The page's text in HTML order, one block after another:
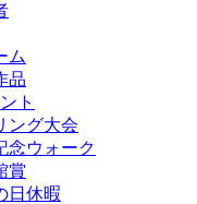
ム
品
ト
ング大会
念ウォーク
賞
日休暇